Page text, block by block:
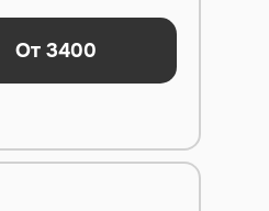
От 3400